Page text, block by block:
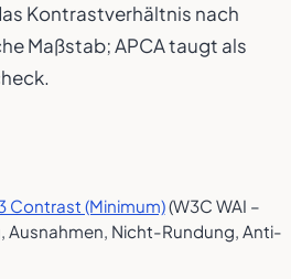
Kontrastverhältnis nach
Maßstab; APCA taugt als
Contrast (Minimum)(W3C WAI –
Ausnahmen, Nicht-Rundung, Anti-